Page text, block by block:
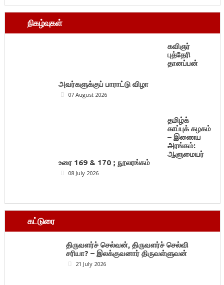
நிகழ்வுகள்
கவிஞர்
புத்தேரி
தானப்பன்
அவர்களுக்குப் பாராட்டு விழா
07 August 2026
தமிழ்க்
காப்புக் கழகம்
– இணைய
அரங்கம்:
ஆளுமையர்
உரை 169 & 170 ; நூலரங்கம்
08 July 2026
கட்டுரை
திருவளர்ச் செல்வன், திருவளர்ச் செல்வி
சரியா? – இலக்குவனார் திருவள்ளுவன்
21 July 2026